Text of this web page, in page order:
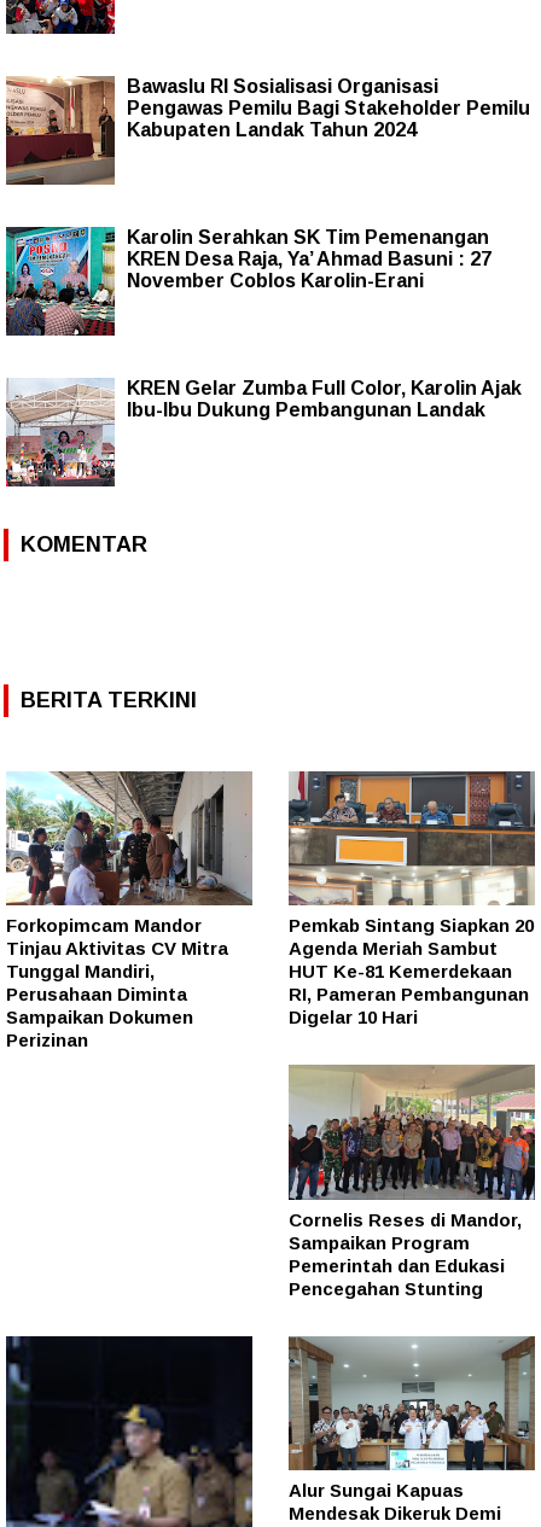
Bawaslu RI Sosialisasi Organisasi
Pengawas Pemilu Bagi Stakeholder Pemilu
Kabupaten Landak Tahun 2024
Karolin Serahkan SK Tim Pemenangan
KREN Desa Raja, Ya’ Ahmad Basuni : 27
November Coblos Karolin-Erani
KREN Gelar Zumba Full Color, Karolin Ajak
Ibu-Ibu Dukung Pembangunan Landak
KOMENTAR
BERITA TERKINI
Forkopimcam Mandor
Tinjau Aktivitas CV Mitra
Tunggal Mandiri,
Perusahaan Diminta
Sampaikan Dokumen
Perizinan
Pemkab Sintang Siapkan 20
Agenda Meriah Sambut
HUT Ke-81 Kemerdekaan
RI, Pameran Pembangunan
Digelar 10 Hari
Cornelis Reses di Mandor,
Sampaikan Program
Pemerintah dan Edukasi
Pencegahan Stunting
Alur Sungai Kapuas
Mendesak Dikeruk Demi